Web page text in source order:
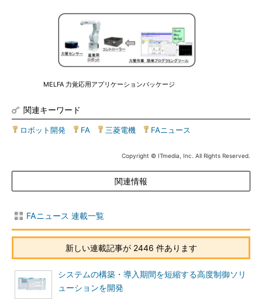
MELFA 力覚応用アプリケーションパッケージ
関連キーワード
ロボット開発 FA 三菱電機 FAニュース
Copyright © ITmedia, Inc. All Rights Reserved.
関連情報
FAニュース 連載一覧
新しい連載記事が 2446 件あります
システムの構築・導入期間を短縮する高度制御ソリ
ューションを開発